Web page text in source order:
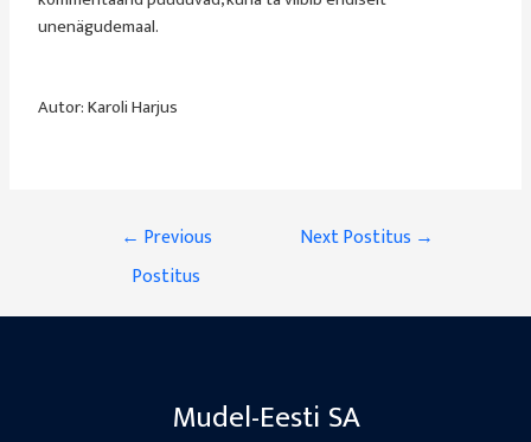
unenägudemaal.
Autor: Karoli Harjus
← Previous
Postitus
Next Postitus →
Mudel-Eesti SA